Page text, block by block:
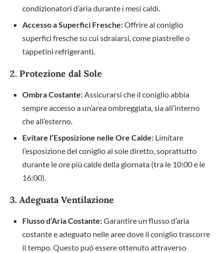
condizionatori d’aria durante i mesi caldi.
Accesso a Superfici Fresche:Offrire al coniglio
superfici fresche su cui sdraiarsi, come piastrelle o
tappetini refrigeranti.
2. Protezione dal Sole
Ombra Costante:Assicurarsi che il coniglio abbia
sempre accesso a un’area ombreggiata, sia all’interno
che all’esterno.
Evitare l’Esposizione nelle Ore Calde: Limitare
l’esposizione del coniglio al sole diretto, soprattutto
durante le ore più calde della giornata (tra le 10:00 e le
16:00).
3. Adeguata Ventilazione
Flusso d’Aria Costante:Garantire un flusso d’aria
costante e adeguato nelle aree dove il coniglio trascorre
il tempo. Questo può essere ottenuto attraverso